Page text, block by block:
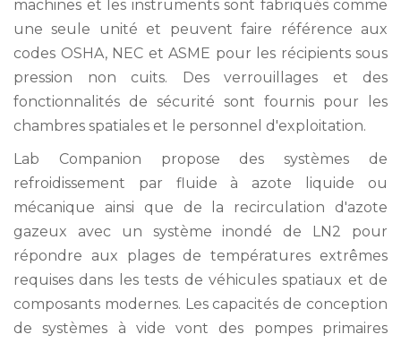
machines et les instruments sont fabriqués comme
une seule unité et peuvent faire référence aux
codes OSHA, NEC et ASME pour les récipients sous
pression non cuits. Des verrouillages et des
fonctionnalités de sécurité sont fournis pour les
chambres spatiales et le personnel d'exploitation.
Lab Companion propose des systèmes de
refroidissement par fluide à azote liquide ou
mécanique ainsi que de la recirculation d'azote
gazeux avec un système inondé de LN2 pour
répondre aux plages de températures extrêmes
requises dans les tests de véhicules spatiaux et de
composants modernes. Les capacités de conception
de systèmes à vide vont des pompes primaires